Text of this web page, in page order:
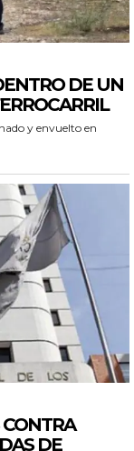
DE UN
y envuelto en
DE